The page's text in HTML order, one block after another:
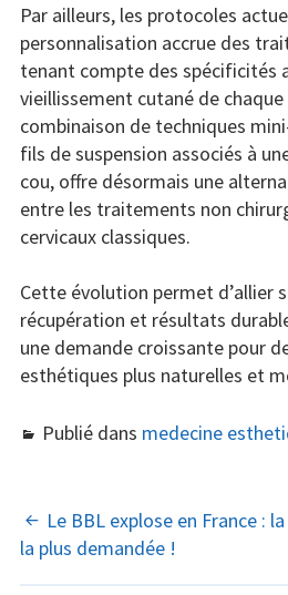
Par ailleurs, les protocoles
personnalisation accrue des
tenant compte des spécificités
vieillissement cutané de chaque
combinaison de techniques
fils de suspension associés à
cou, offre désormais une
entre les traitements non
cervicaux classiques.
Cette évolution permet d’allier
récupération et résultats
une demande croissante pour
esthétiques plus naturelles et
Publié dans medecine
NAVIGATION
DES
Le BBL explose en France :
la plus demandée !